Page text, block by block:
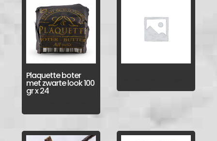
Plaquette boter
met zwarte look 100
gr x 24